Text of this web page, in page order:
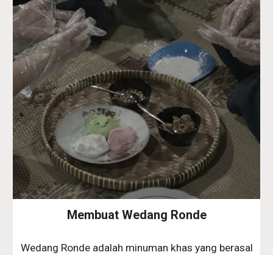
Membuat Wedang Ronde
Wedang Ronde adalah minuman khas yang berasal